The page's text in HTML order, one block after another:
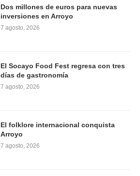
Dos millones de euros para nuevas
inversiones en Arroyo
7 agosto, 2026
El Socayo Food Fest regresa con tres
días de gastronomía
7 agosto, 2026
El folklore internacional conquista
Arroyo
7 agosto, 2026